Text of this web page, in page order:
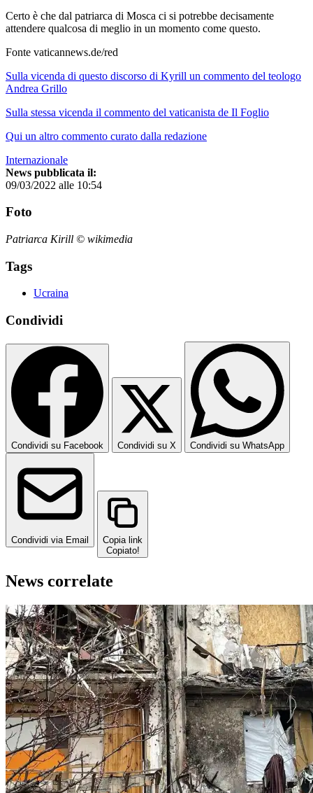
Certo è che dal patriarca di Mosca ci si potrebbe decisamente
attendere qualcosa di meglio in un momento come questo.
Fonte vaticannews.de/red
Sulla vicenda di questo discorso di Kyrill un commento del teologo
Andrea Grillo
Sulla stessa vicenda il commento del vaticanista de Il Foglio
Qui un altro commento curato dalla redazione
Internazionale
News pubblicata il:
09/03/2022 alle 10:54
Foto
Patriarca Kirill © wikimedia
Tags
Ucraina
Condividi
Condividi su Facebook Condividi su X Condividi su WhatsApp
Condividi via Email
Copia link
Copiato!
News correlate